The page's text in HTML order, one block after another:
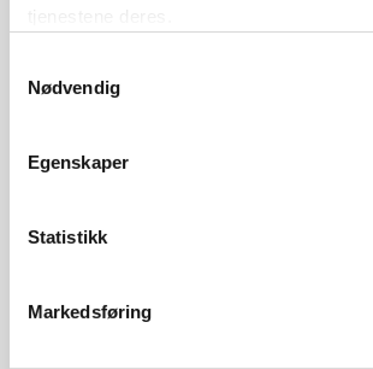
Nødvendig
Egenskaper
Statistikk
Markedsføring
←Forrige Innlegg
BLI MEDLEM
Se medlemsfordeler og bli medlem her
Siste nytt